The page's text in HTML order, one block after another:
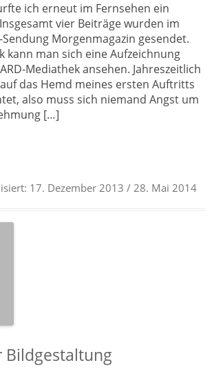
ich erneut im Fernsehen ein
vier Beiträge wurden im
Sendung Morgenmagazin gesendet.
kann man sich eine Aufzeichnung
Mediathek ansehen. Jahreszeitlich
das Hemd meines ersten Auftritts
also muss sich niemand Angst um
[…]
17. Dezember 2013 / 28. Mai 2014
Bildgestaltung